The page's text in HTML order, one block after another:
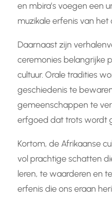
en mbira’s voegen een
muzikale erfenis van het
Daarnaast zijn
ceremonies belangrijke
cultuur. Orale tradities
geschiedenis te
gemeenschappen te
erfgoed dat trots wordt
Kortom, de Afrikaanse
vol prachtige schatten
leren, te waarderen en
erfenis die ons eraan